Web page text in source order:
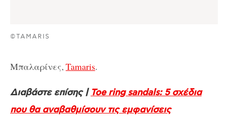
©TAMARIS
Μπαλαρίνες,Tamaris.
Διαβάστε επίσης | Toe ring sandals: 5 σχέδια
που θα αναβαθμίσουν τις εμφανίσεις